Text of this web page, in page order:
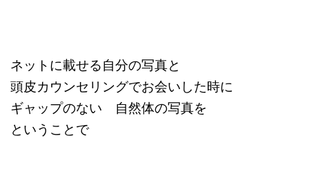
ネットに載せる自分の写真と
頭皮カウンセリングでお会いした時に
ギャップのない 自然体の写真を
ということで